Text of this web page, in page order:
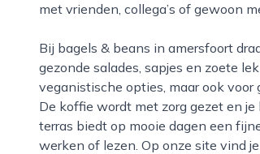
met vrienden, collega’s of gewoon
Bij bagels & beans in amersfoort draait veel om vers bereid eten, met een ruime keuze aan bagels,
gezonde salades, sapjes en zoete
veganistische opties, maar ook
De koffie wordt met zorg gezet en
terras biedt op mooie dagen een
werken of lezen. Op onze site vind